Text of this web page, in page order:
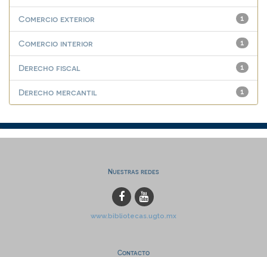
1
Comercio exterior
1
Comercio interior
1
Derecho fiscal
1
Derecho mercantil
Nuestras redes
www.bibliotecas.ugto.mx
Contacto